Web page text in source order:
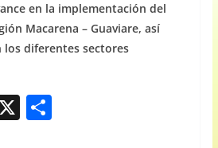
en la implementación del
Macarena – Guaviare, así
los diferentes sectores
X S